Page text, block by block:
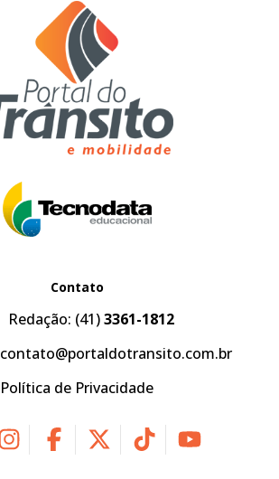
Contato
Redação: (41)3361-1812
contato@portaldotransito.com.br
Política de Privacidade